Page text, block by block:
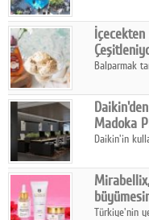
ettiriyor.
İçecekten
Balparmak
ıhlamur gibi
Madoka
Daikin'in
kontrol
Türkiye'nin